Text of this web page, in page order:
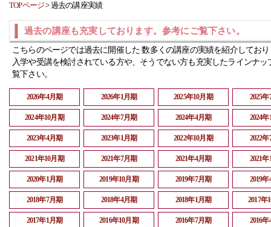
TOPページ>過去の講座実績
過去の講座も充実しております。参考にご覧下さい。
こちらのページでは過去に開催した 数多くの講座の実績を紹介してお
入学や受講を検討されている方や、そうでない方も充実したラインナッ
覧下さい。
2026年4月期 2026年1月期 2025年10月期 2025
2024年10月期 2024年7月期 2024年4月期 2024
2023年4月期 2023年1月期 2022年10月期 2022
2021年10月期 2021年7月期 2021年4月期 2021
2020年1月期 2019年10月期 2019年7月期 2019
2018年7月期 2018年4月期 2018年1月期 2017年
2017年1月期 2016年10月期 2016年7月期 2016